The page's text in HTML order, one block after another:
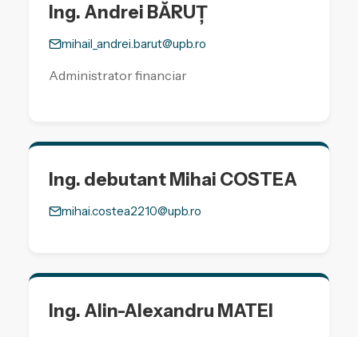
Ing. Andrei BĂRUȚ
mihail_andrei.barut@upb.ro
Administrator financiar
Ing. debutant Mihai COSTEA
mihai.costea2210@upb.ro
Ing. Alin-Alexandru MATEI